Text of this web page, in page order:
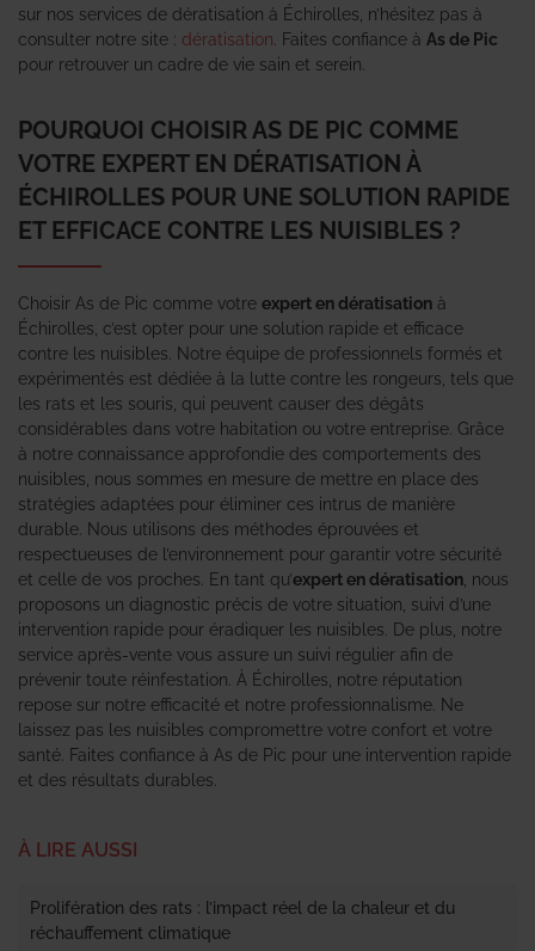
sur nos services de dératisation à Échirolles, n’hésitez pas à
consulter notre site : dératisation . Faites confiance à As de Pic
pour retrouver un cadre de vie sain et serein.
POURQUOI CHOISIR AS DE PIC COMME
VOTRE EXPERT EN DÉRATISATION À
ÉCHIROLLES POUR UNE SOLUTION RAPIDE
ET EFFICACE CONTRE LES NUISIBLES ?
Choisir As de Pic comme votre expert en dératisation à
Échirolles, c’est opter pour une solution rapide et efficace
contre les nuisibles. Notre équipe de professionnels formés et
expérimentés est dédiée à la lutte contre les rongeurs, tels que
les rats et les souris, qui peuvent causer des dégâts
considérables dans votre habitation ou votre entreprise. Grâce
à notre connaissance approfondie des comportements des
nuisibles, nous sommes en mesure de mettre en place des
stratégies adaptées pour éliminer ces intrus de manière
durable. Nous utilisons des méthodes éprouvées et
respectueuses de l’environnement pour garantir votre sécurité
et celle de vos proches. En tant qu’expert en dératisation , nous
proposons un diagnostic précis de votre situation, suivi d’une
intervention rapide pour éradiquer les nuisibles. De plus, notre
service après-vente vous assure un suivi régulier afin de
prévenir toute réinfestation. À Échirolles, notre réputation
repose sur notre efficacité et notre professionnalisme. Ne
laissez pas les nuisibles compromettre votre confort et votre
santé. Faites confiance à As de Pic pour une intervention rapide
et des résultats durables.
À LIRE AUSSI
Prolifération des rats : l’impact réel de la chaleur et du
réchauffement climatique